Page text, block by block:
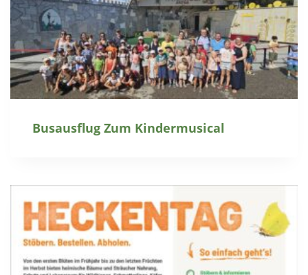
Busausflug Zum Kindermusical